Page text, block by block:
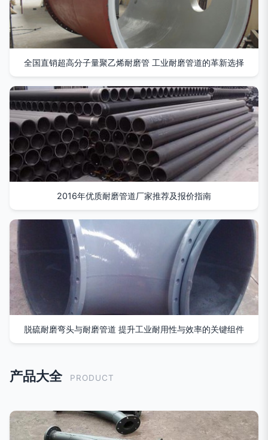
全国直销超高分子量聚乙烯耐磨管 工业耐磨管道的革新选择
2016年优质耐磨管道厂家推荐及报价指南
脱硫耐磨弯头与耐磨管道 提升工业耐用性与效率的关键组件
产品大全 PRODUCT